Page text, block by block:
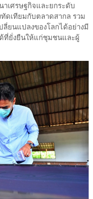
เศรษฐกิจและยกระดับ
ดเทียมกับตลาดสากล รวม
ลี่ยนแปลงของโลกได้อย่างมี
ที่ยั่งยืนให้แก่ชุมชนและผู้